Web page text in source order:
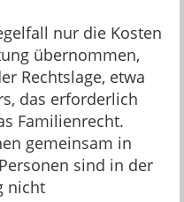
nur die Kosten
übernommen,
Rechtslage, etwa
das erforderlich
Familienrecht.
gemeinsam in
sind in der
nicht